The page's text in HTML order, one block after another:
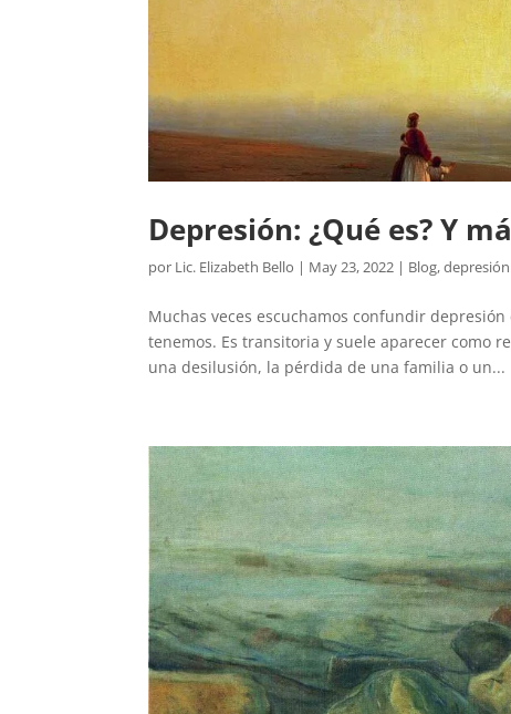
Depresión: ¿Qué es? Y
por Lic. Elizabeth Bello | May 23, 2022 | Blog,
Muchas veces escuchamos confundir
tenemos. Es transitoria y suele aparecer como
una desilusión, la pérdida de una familia o un...